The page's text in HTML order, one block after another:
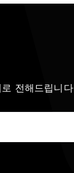
전해드립니다